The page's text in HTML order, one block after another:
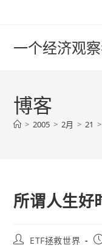
一个经济观
博客
> 2005 > 2月 > 21 >
所谓人生好
PostETF拯救世界